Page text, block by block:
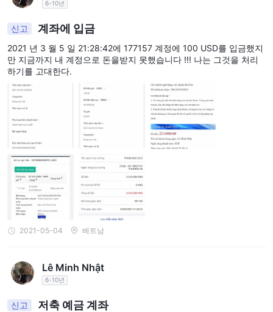
6-10년
신고 계좌에 입금
2021 년 3 월 5 일 21:28:42에 177157 계정에 100 USD를 입금했지
만 지금까지 내 계정으로 돈을받지 못했습니다 !!! 나는 그것을 처리
하기를 고대한다.
2021-05-04 베트남
Lê Minh Nhật
6-10년
신고 저축 예금 계좌